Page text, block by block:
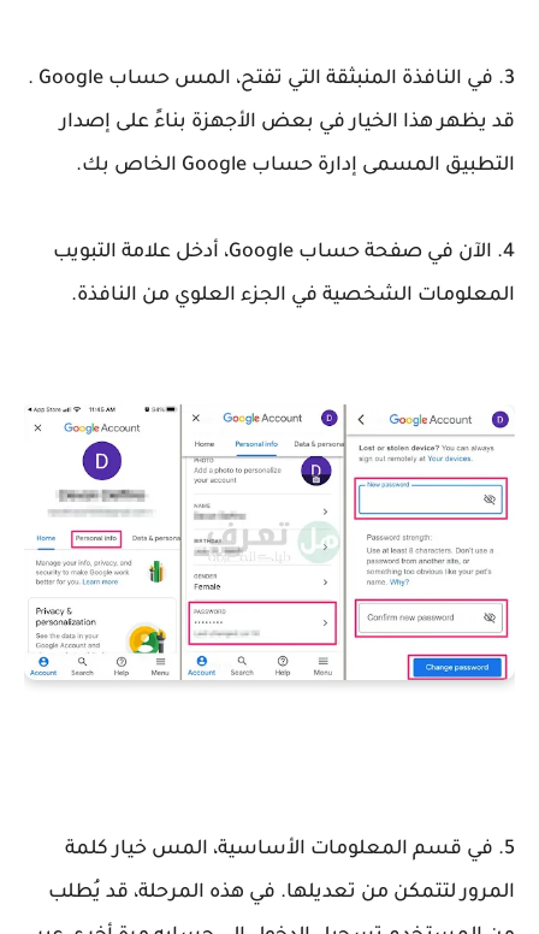
3. في النافذة المنبثقة التي تفتح، المس حساب Google .
قد يظهر هذا الخيار في بعض الأجهزة بناءً على إصدار
التطبيق المسمى إدارة حساب Google الخاص بك.
4. الآن في صفحة حساب Google، أدخل علامة التبويب
المعلومات الشخصية في الجزء العلوي من النافذة.
5. في قسم المعلومات الأساسية، المس خيار كلمة
المرور لتتمكن من تعديلها. في هذه المرحلة، قد يُطلب